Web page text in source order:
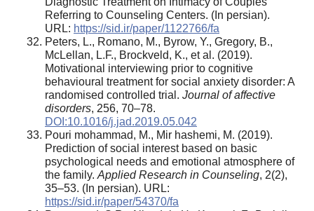
Referring to Counseling Centers. (In persian).
URL: https://sid.ir/paper/1122766/fa
Peters, L., Romano, M., Byrow, Y., Gregory, B.,
McLellan, L.F., Brockveld, K., et al. (2019).
Motivational interviewing prior to cognitive
behavioural treatment for social anxiety disorder: A
randomised controlled trial. Journal of affective
disorders, 256, 70–78.
DOI:10.1016/j.jad.2019.05.042
Pouri mohammad, M., Mir hashemi, M. (2019).
Prediction of social interest based on basic
psychological needs and emotional atmosphere of
the family. Applied Research in Counseling, 2(2),
35–53. (In persian). URL:
https://sid.ir/paper/54370/fa